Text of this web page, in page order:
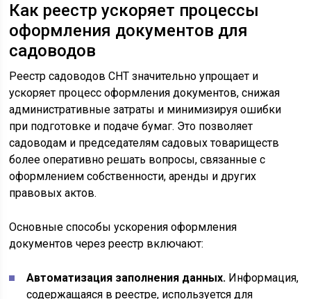
Как реестр ускоряет процессы
оформления документов для
садоводов
Реестр садоводов СНТ значительно упрощает и
ускоряет процесс оформления документов, снижая
административные затраты и минимизируя ошибки
при подготовке и подаче бумаг. Это позволяет
садоводам и председателям садовых товариществ
более оперативно решать вопросы, связанные с
оформлением собственности, аренды и других
правовых актов.
Основные способы ускорения оформления
документов через реестр включают:
Автоматизация заполнения данных. Информация,
содержащаяся в реестре, используется для